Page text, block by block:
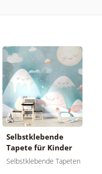
Selbstklebende
Tapete für Kinder
Verschlafene
Selbstklebende Tapeten